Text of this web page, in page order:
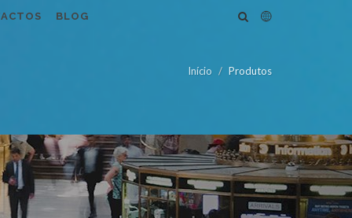
BLOG
Início Produtos